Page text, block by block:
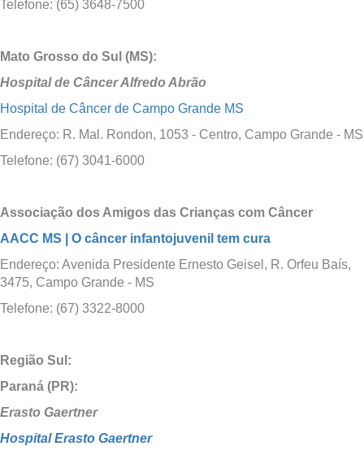
Telefone: (65) 3648-7500
Mato Grosso do Sul (MS):
Hospital de Câncer Alfredo Abrão
Hospital de Câncer de Campo Grande MS
Endereço: R. Mal. Rondon, 1053 - Centro, Campo Grande - MS
Telefone: (67) 3041-6000
Associação dos Amigos das Crianças com Câncer
AACC MS | O câncer infantojuvenil tem cura
Endereço: Avenida Presidente Ernesto Geisel, R. Orfeu Baís,
3475, Campo Grande - MS
Telefone: (67) 3322-8000
Região Sul:
Paraná (PR):
Erasto Gaertner
Hospital Erasto Gaertner